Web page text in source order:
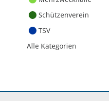
Schützenverein
TSV
Alle Kategorien